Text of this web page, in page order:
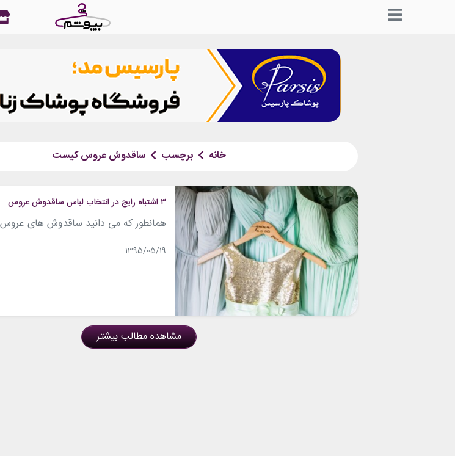
خانه برچسب ساقدوش عروس کیست
۳ اشتباه رایج در انتخاب لباس ساقدوش عروس
1395/05/19
مشاهده مطالب بیشتر